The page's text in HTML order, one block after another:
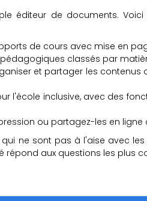
de documents. Voici
de cours avec mise en
classés par
et partager les contenus
l'école inclusive, avec des
ou partagez-les en
ne sont pas à l'aise avec
aux questions les plus